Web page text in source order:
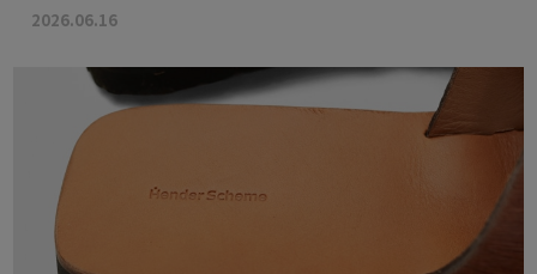
2026.06.16